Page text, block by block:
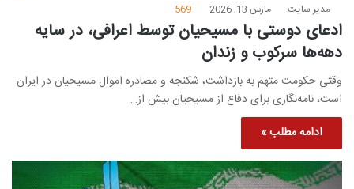
مدیر سایت مارس 13, 2026 569
ادعای دوستی با مسیحیان توسط اعرافی، در سایه
دهه‌ها سرکوب و زندان
وقتی حکومت متهم به بازداشت، شکنجه و مصادره اموال مسیحیان در ایران
است، نامه‌نگاری برای دفاع از مسیحیان بیش از…
ادامه مطلب »